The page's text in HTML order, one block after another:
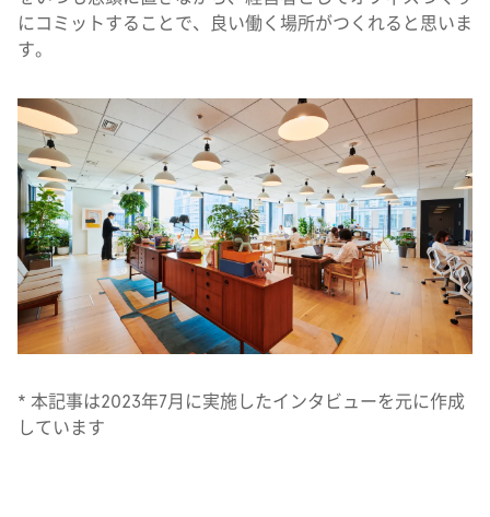
にコミットすることで、良い働く場所がつくれると思いま
す。
* 本記事は2023年7月に実施したインタビューを元に作成
しています